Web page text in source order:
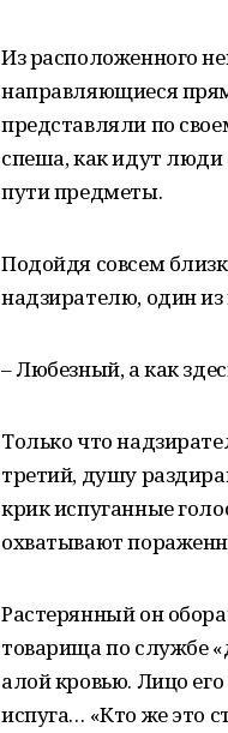
Из расположенного
направляющиеся
представляли по
спеша, как идут люди
пути предметы.
Подойдя совсем
надзирателю, один из
– Любезный, а как
Только что
третий, душу
крик испуганные
охватывают
Растерянный он
товарища по службе
алой кровью. Лицо
испуга… «Кто же это